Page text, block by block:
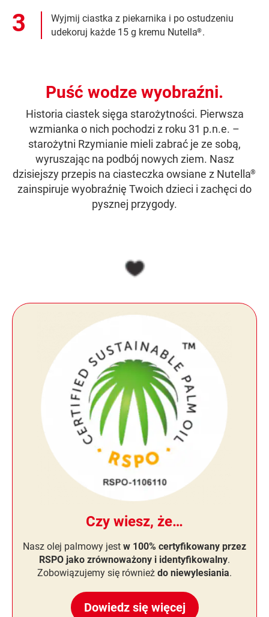
Wyjmij ciastka z piekarnika i po ostudzeniu
udekoruj każde 15 g kremu Nutella®.
Puść wodze wyobraźni.
Historia ciastek sięga starożytności. Pierwsza
wzmianka o nich pochodzi z roku 31 p.n.e. –
starożytni Rzymianie mieli zabrać je ze sobą,
wyruszając na podbój nowych ziem. Nasz
dzisiejszy przepis na ciasteczka owsiane z Nutella®
zainspiruje wyobraźnię Twoich dzieci i zachęci do
pysznej przygody.
Czy wiesz, że…
Nasz olej palmowy jest w 100% certyfikowany przez
RSPO jako zrównoważony i identyfikowalny.
Zobowiązujemy się również do niewylesiania.
Dowiedz się więcej